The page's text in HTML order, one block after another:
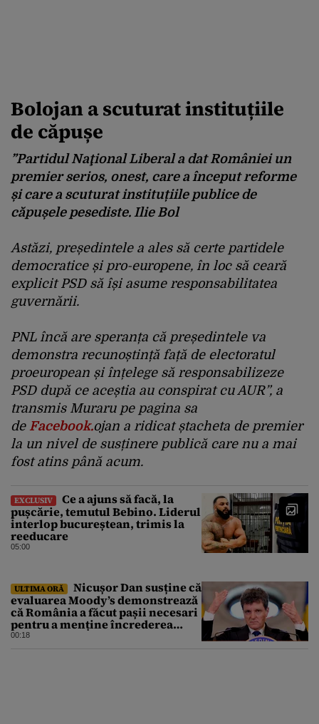
Bolojan a scuturat instituțiile
de căpușe
”Partidul Naţional Liberal a dat României un
premier serios, onest, care a început reforme
și care a scuturat instituțiile publice de
căpușele pesediste. Ilie Bol
Astăzi, președintele a ales să certe partidele
democratice și pro-europene, în loc să ceară
explicit PSD să își asume responsabilitatea
guvernării.
PNL încă are speranța că președintele va
demonstra recunoștință față de electoratul
proeuropean și înțelege să responsabilizeze
PSD după ce aceștia au conspirat cu AUR”, a
transmis Muraru pe pagina sa
de Facebook.ojan a ridicat ștacheta de premier
la un nivel de susținere publică care nu a mai
fost atins până acum.
EXCLUSIV
Ce a ajuns să facă, la
pușcărie, temutul Bebino. Liderul
interlop bucureștean, trimis la
reeducare
05:00
ULTIMA ORĂ
Nicușor Dan susține că
evaluarea Moody’s demonstrează
că România a făcut pașii necesari
pentru a menține încrederea
investitorilor: „Totuși,
00:18